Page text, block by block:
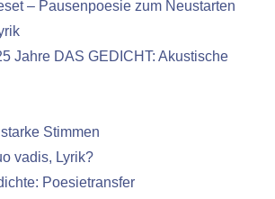
– Pausenpoesie zum Neustarten
Jahre DAS GEDICHT: Akustische
Stimmen
vadis, Lyrik?
Poesietransfer